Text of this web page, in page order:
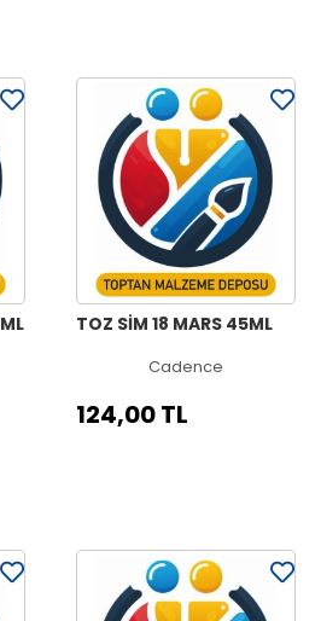
TOZ SİM 18 MARS 45ML
Cadence
124,00 TL